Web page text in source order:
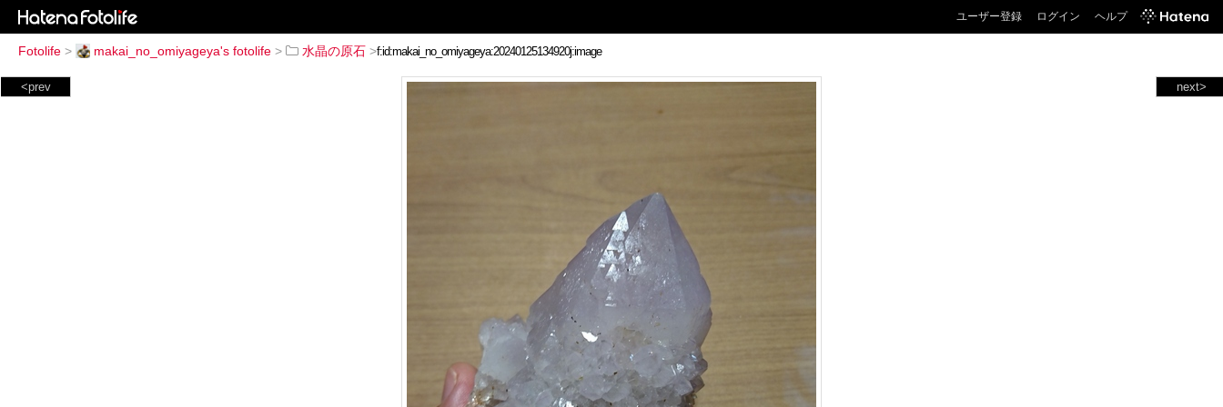
ユーザー登録 ログイン ヘルプ
Fotolife > makai_no_omiyageya's fotolife > 水晶の原石 >
next>
<prev